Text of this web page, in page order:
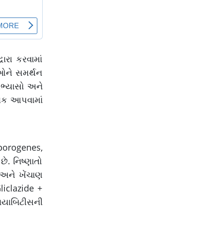
કરવામાં
સમર્થન
અને
આપવામાં
નિષ્ણાતો
અને ખેંચાણ
+